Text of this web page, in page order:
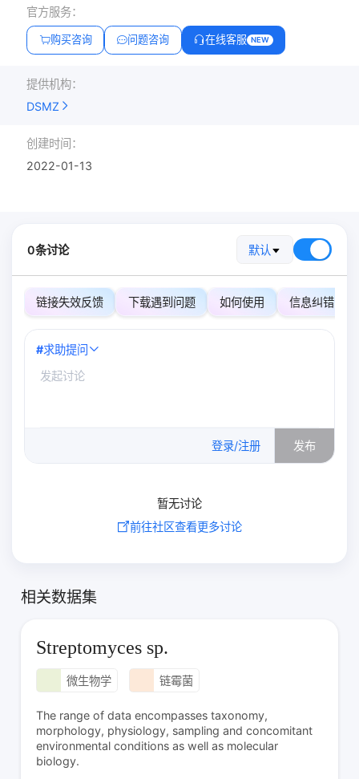
官方服务：
购买咨询 问题咨询 在线客服 NEW
提供机构：
DSMZ
创建时间：
2022-01-13
0条讨论 默认
链接失效反馈 下载遇到问题 如何使用 信息纠错
#求助提问
登录/注册 发布
暂无讨论
前往社区查看更多讨论
相关数据集
Streptomyces sp.
微生物学 链霉菌
The range of data encompasses taxonomy,
morphology, physiology, sampling and concomitant
environmental conditions as well as molecular
biology.